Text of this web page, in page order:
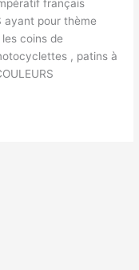
français
ayant pour thème
coins de
, patins à